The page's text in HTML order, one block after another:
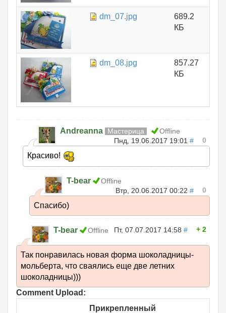
dm_07.jpg
689.2
КБ
dm_08.jpg
857.27
КБ
Andreanna Мастерица
Offline
Пнд, 19.06.2017 19:01 # 0
Красиво!
T-bear
Offline
Втр, 20.06.2017 00:22 # 0
Спасибо)
T-bear Offline Пт, 07.07.2017 14:58 # 2
Так понравилась новая форма шоколадницы-
мольберта, что сваялись еще две летних
шоколадницы)))
Comment Upload:
Прикрепленный